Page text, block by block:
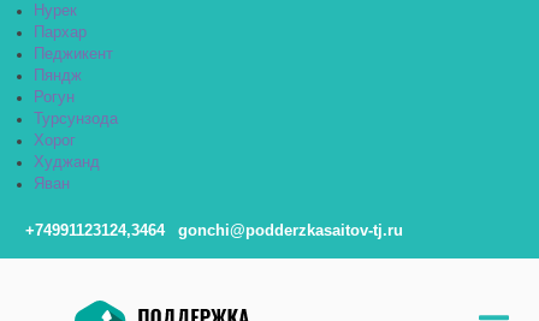
Нурек
Пархар
Педжикент
Пяндж
Рогун
Турсунзода
Хорог
Худжанд
Яван
+74991123124,3464 gonchi@podderzkasaitov-tj.ru